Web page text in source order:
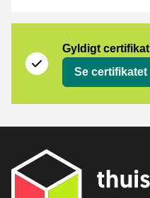
Gyldigt certifikat
Se certifikatet